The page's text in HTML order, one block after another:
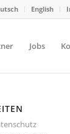
English
Jobs